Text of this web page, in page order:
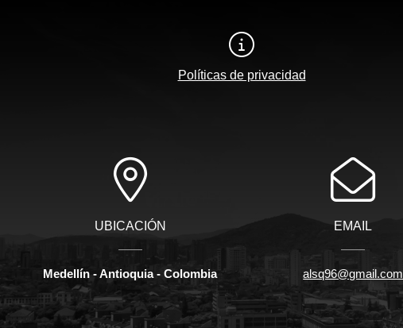
Políticas de privacidad
UBICACIÓN
Medellín - Antioquia - Colombia
EMAIL
alsq96@gmail.com